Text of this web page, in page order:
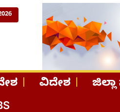
ವಿದೇಶ ಜಿಲ್ಲಾ